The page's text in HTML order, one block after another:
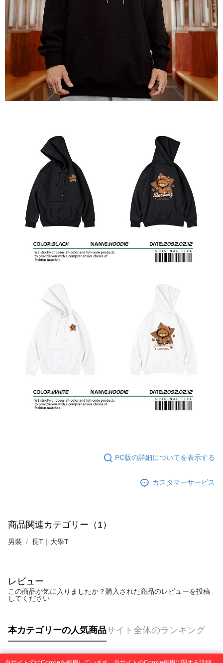
PC版の詳細についてを表示する
カスタマーサービス
商品関連カテゴリー（1）
男裝 長T｜大學T
レビュー
この商品が気に入りましたか？購入された商品のレビューを投稿
してください
本カテゴリーの人気商品サイト全体のランキング